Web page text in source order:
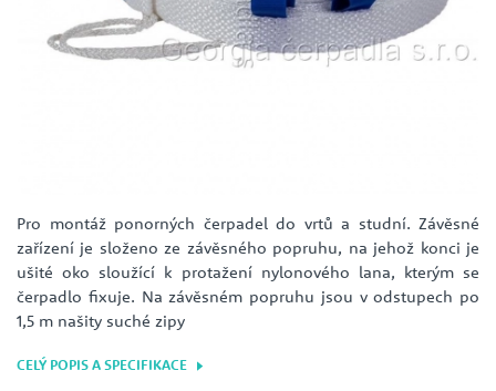
Pro montáž ponorných čerpadel do vrtů a studní. Závěsné
zařízení je složeno ze závěsného popruhu, na jehož konci je
ušité oko sloužící k protažení nylonového lana, kterým se
čerpadlo fixuje. Na závěsném popruhu jsou v odstupech po
1,5 m našity suché zipy
CELÝ POPIS A SPECIFIKACE